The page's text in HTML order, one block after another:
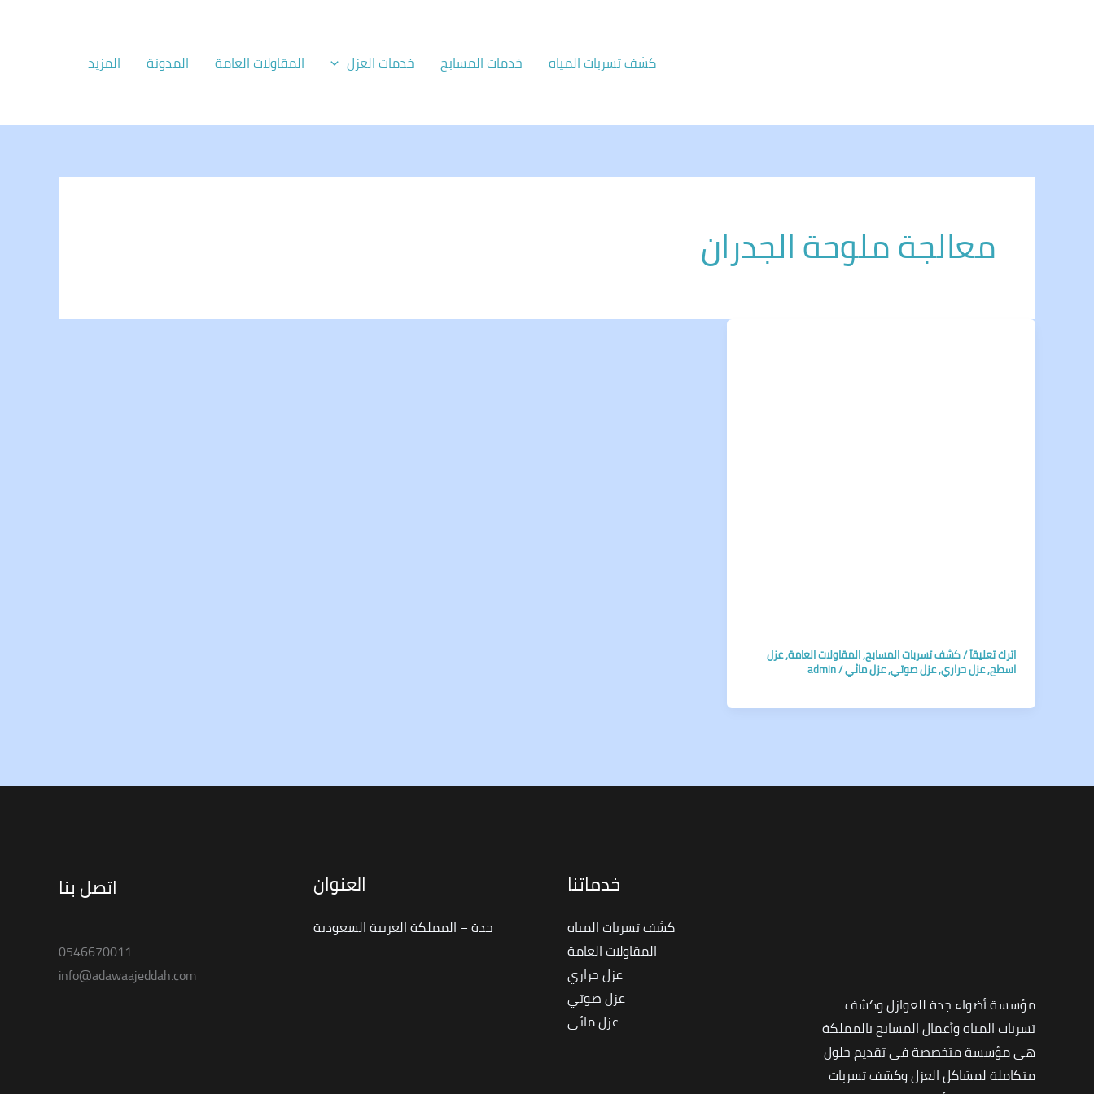
كشف تسربات المياه خدمات المسابح خدمات العزل المقاولات العامة المدونة المزيد
معالجة ملوحة الجدران
اترك تعليقاً/كشف تسربات المسابح,المقاولات العامة,عزل
اسطح,عزل حراري,عزل صوتي,عزل مائي/
admin
مؤسسة أضواء جدة للعوازل وكشف
تسربات المياه وأعمال المسابح بالمملكة
هي مؤسسة متخصصة في تقديم حلول
متكاملة لمشاكل العزل وكشف تسربات
خدماتنا
كشف تسربات المياه
المقاولات العامة
عزل حراري
عزل صوتي
عزل مائي
العنوان
جدة – المملكة العربية السعودية
اتصل بنا